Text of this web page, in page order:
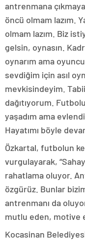
antrenmana
öncü olmam lazım.
olmam lazım. Biz
gelsin, oynasın.
oynarım ama
sevdiğim için asıl
mevkisindeyim.
dağıtıyorum.
yaşadım ama
Hayatımı böyle
Özkartal, futbolun
vurgulayarak,
rahatlama oluyor.
özgürüz. Bunlar
antrenmanı da
mutlu eden, motive
Kocasinan